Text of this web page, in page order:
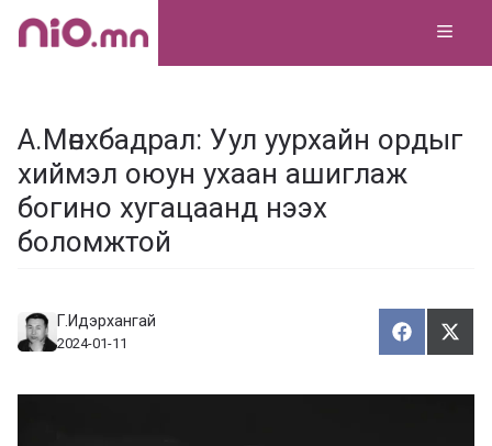
Skip
А.Мөнхбадрал: Уул уурхайн ордыг
хиймэл оюун ухаан ашиглаж
богино хугацаанд нээх
боломжтой
Г.Идэрхангай
2024-01-11
Х
у
а
Т
ү
э